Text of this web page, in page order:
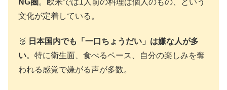
文化が定着している。
🥈 日本国内でも「一口ちょうだい」は嫌な人が多
い。特に衛生面、食べるペース、自分の楽しみを奪
われる感覚で嫌がる声が多数。